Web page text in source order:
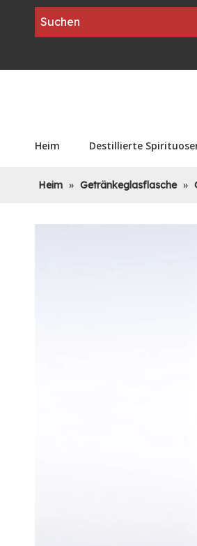
Heim Destillierte
Heim » Getränkeglasflasche »